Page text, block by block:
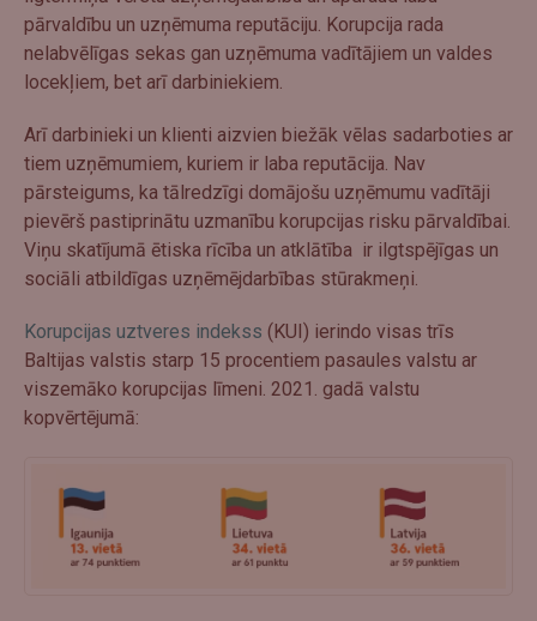
pārvaldību un uzņēmuma reputāciju. Korupcija rada
nelabvēlīgas sekas gan uzņēmuma vadītājiem un valdes
locekļiem, bet arī darbiniekiem.
Arī darbinieki un klienti aizvien biežāk vēlas sadarboties ar
tiem uzņēmumiem, kuriem ir laba reputācija. Nav
pārsteigums, ka tālredzīgi domājošu uzņēmumu vadītāji
pievērš pastiprinātu uzmanību korupcijas risku pārvaldībai.
Viņu skatījumā ētiska rīcība un atklātība ir ilgtspējīgas un
sociāli atbildīgas uzņēmējdarbības stūrakmeņi.
Korupcijas uztveres indekss (KUI) ierindo visas trīs
Baltijas valstis starp 15 procentiem pasaules valstu ar
viszemāko korupcijas līmeni. 2021. gadā valstu
kopvērtējumā: